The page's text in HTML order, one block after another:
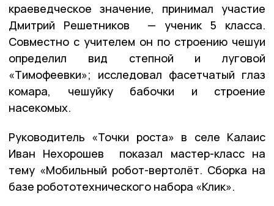
краеведческое значение, принимал участие
Дмитрий Решетников — ученик 5 класса.
Совместно с учителем он по строению чешуи
определил вид степной и луговой
«Тимофеевки»; исследовал фасетчатый глаз
комара, чешуйку бабочки и строение
насекомых.
Руководитель «Точки роста» в селе Калаис
Иван Нехорошев показал мастер-класс на
тему «Мобильный робот-вертолёт. Сборка на
базе робототехнического набора «Клик».